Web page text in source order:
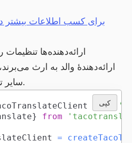
برای کسب اطلاعات بیشتر
ارائه‌دهندهٔ والد به ارث می‌برند،
سایر تنظیمات نخواهید داشت.
کپی
from
} from
=